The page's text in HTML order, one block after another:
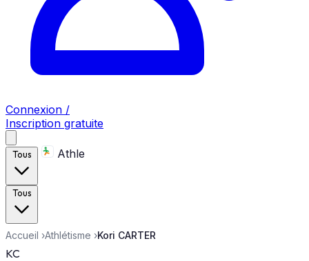
Connexion /
Inscription gratuite
Tous Athle
Tous
Accueil ›Athlétisme ›Kori CARTER
KC